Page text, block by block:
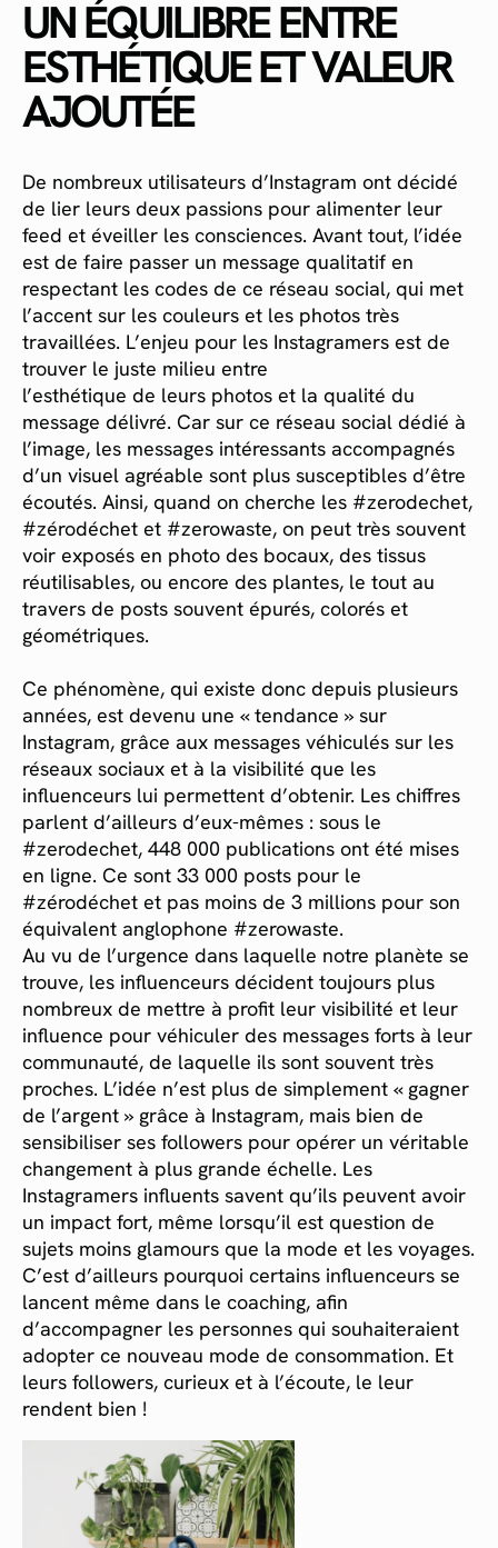
UN ÉQUILIBRE ENTRE
ESTHÉTIQUE ET VALEUR
AJOUTÉE
De nombreux utilisateurs d’Instagram ont décidé
de lier leurs deux passions pour alimenter leur
feed et éveiller les consciences. Avant tout, l’idée
est de faire passer un message qualitatif en
respectant les codes de ce réseau social, qui met
l’accent sur les couleurs et les photos très
travaillées. L’enjeu pour les Instagramers est de
trouver le juste milieu entre
l’esthétique de leurs photos et la qualité du
message délivré. Car sur ce réseau social dédié à
l’image, les messages intéressants accompagnés
d’un visuel agréable sont plus susceptibles d’être
écoutés. Ainsi, quand on cherche les #zerodechet,
#zérodéchet et #zerowaste, on peut très souvent
voir exposés en photo des bocaux, des tissus
réutilisables, ou encore des plantes, le tout au
travers de posts souvent épurés, colorés et
géométriques.
Ce phénomène, qui existe donc depuis plusieurs
années, est devenu une « tendance » sur
Instagram, grâce aux messages véhiculés sur les
réseaux sociaux et à la visibilité que les
influenceurs lui permettent d’obtenir. Les chiffres
parlent d’ailleurs d’eux-mêmes : sous le
#zerodechet, 448 000 publications ont été mises
en ligne. Ce sont 33 000 posts pour le
#zérodéchet et pas moins de 3 millions pour son
équivalent anglophone #zerowaste.
Au vu de l’urgence dans laquelle notre planète se
trouve, les influenceurs décident toujours plus
nombreux de mettre à profit leur visibilité et leur
influence pour véhiculer des messages forts à leur
communauté, de laquelle ils sont souvent très
proches. L’idée n’est plus de simplement « gagner
de l’argent » grâce à Instagram, mais bien de
sensibiliser ses followers pour opérer un véritable
changement à plus grande échelle. Les
Instagramers influents savent qu’ils peuvent avoir
un impact fort, même lorsqu’il est question de
sujets moins glamours que la mode et les voyages.
C’est d’ailleurs pourquoi certains influenceurs se
lancent même dans le coaching, afin
d’accompagner les personnes qui souhaiteraient
adopter ce nouveau mode de consommation. Et
leurs followers, curieux et à l’écoute, le leur
rendent bien !